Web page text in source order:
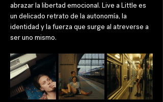
abrazar la libertad emocional. Live a Little es
un delicado retrato de la autonomía, la
identidad y la fuerza que surge al atreverse a
ser uno mismo.